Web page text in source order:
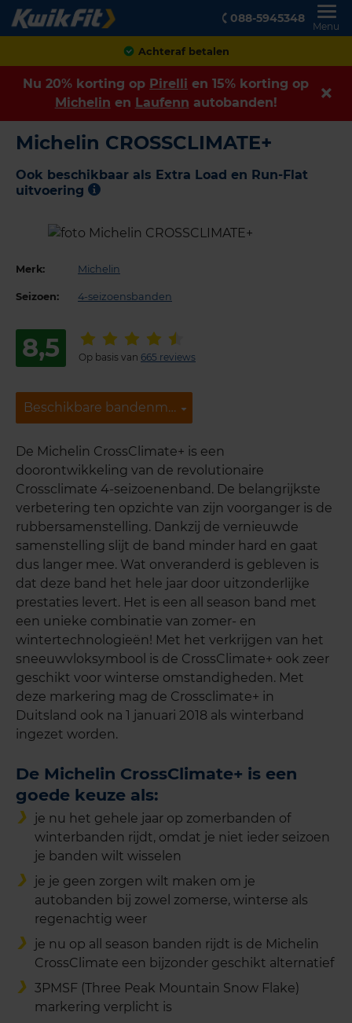
088-5945348
Menu
Achteraf betalen
Nu 20% korting op Pirelli en 15% korting op
Michelin en Laufenn autobanden!
Michelin CROSSCLIMATE+
Ook beschikbaar als Extra Load en Run-Flat
uitvoering
Merk: Michelin
Seizoen: 4-seizoensbanden
8,5 Op basis van 665 reviews
Beschikbare bandenmaten
Beschikbare bandenmaten
De Michelin CrossClimate+ is een
doorontwikkeling van de revolutionaire
Crossclimate 4-seizoenenband. De belangrijkste
verbetering ten opzichte van zijn voorganger is de
rubbersamenstelling. Dankzij de vernieuwde
samenstelling slijt de band minder hard en gaat
dus langer mee. Wat onveranderd is gebleven is
dat deze band het hele jaar door uitzonderlijke
prestaties levert. Het is een all season band met
een unieke combinatie van zomer- en
wintertechnologieën! Met het verkrijgen van het
sneeuwvloksymbool is de CrossClimate+ ook zeer
geschikt voor winterse omstandigheden. Met
deze markering mag de Crossclimate+ in
Duitsland ook na 1 januari 2018 als winterband
ingezet worden.
De Michelin CrossClimate+ is een
goede keuze als:
je nu het gehele jaar op zomerbanden of
winterbanden rijdt, omdat je niet ieder seizoen
je banden wilt wisselen
je je geen zorgen wilt maken om je
autobanden bij zowel zomerse, winterse als
regenachtig weer
je nu op all season banden rijdt is de Michelin
CrossClimate een bijzonder geschikt alternatief
3PMSF (Three Peak Mountain Snow Flake)
markering verplicht is